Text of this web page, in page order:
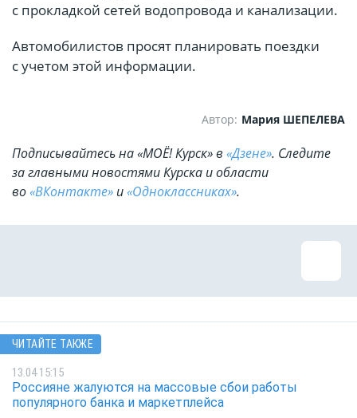
с прокладкой сетей водопровода и канализации.
Автомобилистов просят планировать поездки
с учетом этой информации.
Автор: Мария ШЕПЕЛЕВА
Подписывайтесь на «МОЁ! Курск» в «Дзене». Cледите
за главными новостями Курска и области
во«ВКонтакте» и«Одноклассниках».
ЧИТАЙТЕ ТАКЖЕ
13.04 15:15
Россияне жалуются на массовые сбои работы
популярного банка и маркетплейса